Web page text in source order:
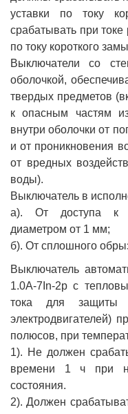
уставки по току
срабатывать при
по току короткого
Выключатели со
оболочкой,
твердых предметов
к опасным частям
внутри оболочки от
и от проникновения
от вредных
воды).
Выключатель в
а). От доступа к
диаметром от 1 мм;
б). От сплошного
Выключатель
1.0А-7In-2р с
тока для защиты
электродвигателей)
полюсов, при
1). Не должен
времени 1 ч при
состояния.
2). Должен